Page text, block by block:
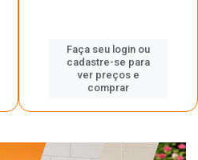
Faça seu login ou
cadastre-se para
ver preços e
comprar